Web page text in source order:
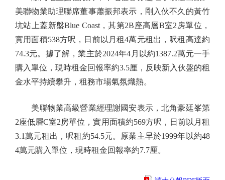
美聯物業助理聯席董事蕭振邦表示，剛入伙不久的黃竹
坑站上蓋新盤Blue Coast，其第2B座高層B室2房單位，
實用面積538方呎，日前以月租4萬元租出，呎租高達約
74.3元。據了解，業主於2024年4月以約1387.2萬元一手
購入單位，現時租金回報率約3.5厘，反映新入伙盤的租
金水平持續攀升，租務市場氣氛熾熱。
美聯物業高級營業經理謝國安表示，北角豪廷峯第
2座低層C室2房單位，實用面積約569方呎，日前以月租
3.1萬元租出，呎租約54.5元。原業主早於1999年以約48
4萬元購入單位，現時租金回報率約7.7厘。